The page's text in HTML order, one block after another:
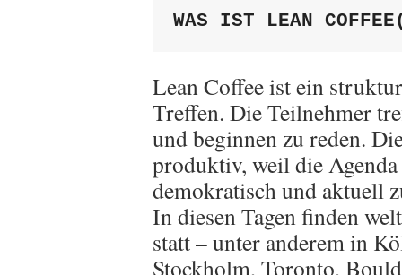
WAS IST LEAN
Lean Coffee ist ein
Treffen. Die Teilnehmer
und beginnen zu reden.
produktiv, weil die
demokratisch und aktuell
In diesen Tagen finden
statt – unter anderem in
Stockholm, Toronto,